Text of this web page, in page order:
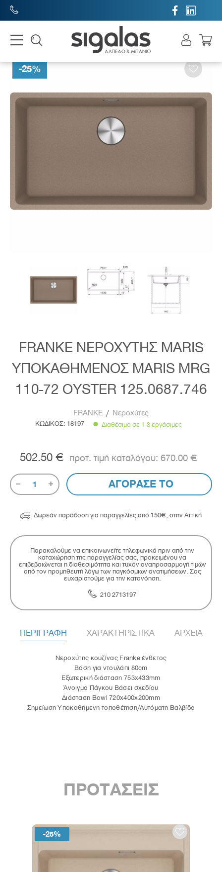
 
-25%
FRANKE ΝΕΡΟΧΥΤΗΣ MARIS
ΥΠΟΚΑΘΗΜΕΝΟΣ MARIS MRG
110-72 OYSTER 125.0687.746
FRANKE / Νεροχύτες
ΚΩΔΙΚΟΣ: 18197 Διαθέσιμο σε 1-3 εργάσιμες
502.50 € 670.00 €
1 ΑΓΟΡΑΣΕ ΤΟ
 Δωρεάν παράδοση για παραγγελίες από 150€, στην Αττική
Παρακαλούμε να επικοινωνείτε τηλεφωνικά πριν από την
καταχώρηση της παραγγελίας σας, προκειμένου να
επιβεβαιώνεται η διαθεσιμότητα και τυχόν αναπροσαρμογή τιμών
από τον προμηθευτή λόγω των παγκόσμιων ανατιμήσεων. Σας
ευχαριστούμε για την κατανόηση.
210 2713197
ΠΕΡΙΓΡΑΦΗ ΧΑΡΑΚΤΗΡΙΣΤΙΚΑ ΑΡΧΕΙΑ
Νεροχύτης κουζίνας Franke ένθετος
Βάση για ντουλάπι 80cm
Εξωτερική διάσταση 753x433mm
Άνοιγμα Πάγκου Βάσει σχεδίου
∆ιάσταση Bowl 720x400x200mm
Σημείωση Υποκαθήμενη τοποθέτηση/Αυτόματη Βαλβίδα
ΠΡΟΤΑΣΕΙΣ
-25%